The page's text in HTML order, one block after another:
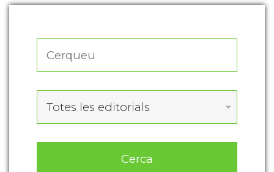
Totes les editorials
Cerca